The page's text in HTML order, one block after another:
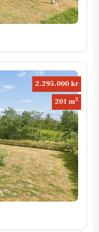
2.295.000 kr
201 m2